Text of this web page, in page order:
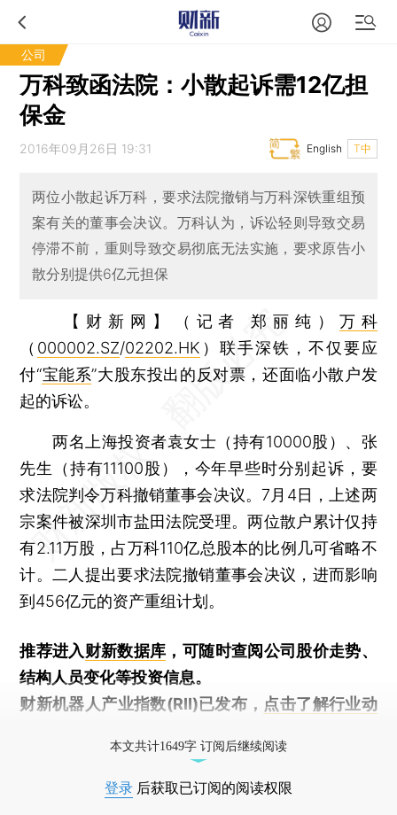
公司
万科致函法院：小散起诉需12亿担
保金
2016年09月26日 19:31 T中
English
两位小散起诉万科，要求法院撤销与万科深铁重组预
案有关的董事会决议。万科认为，诉讼轻则导致交易
停滞不前，重则导致交易彻底无法实施，要求原告小
散分别提供6亿元担保
【财新网】（记者 郑丽纯） 万科
（ 000002.SZ/02202.HK ）联手深铁，不仅要应
付“宝能系”大股东投出的反对票，还面临小散户发
起的诉讼。
两名上海投资者袁女士（持有10000股）、张
先生（持有11100股），今年早些时分别起诉，要
求法院判令万科撤销董事会决议。7月4日，上述两
宗案件被深圳市盐田法院受理。两位散户累计仅持
有2.11万股，占万科110亿总股本的比例几可省略不
计。二人提出要求法院撤销董事会决议，进而影响
到456亿元的资产重组计划。
推荐进入财新数据库 ，可随时查阅公司股价走势、
结构人员变化等投资信息。
财新机器人产业指数(RII)已发布， 点击了解行业动
本文共计1649字 订阅后继续阅读
登录 后获取已订阅的阅读权限